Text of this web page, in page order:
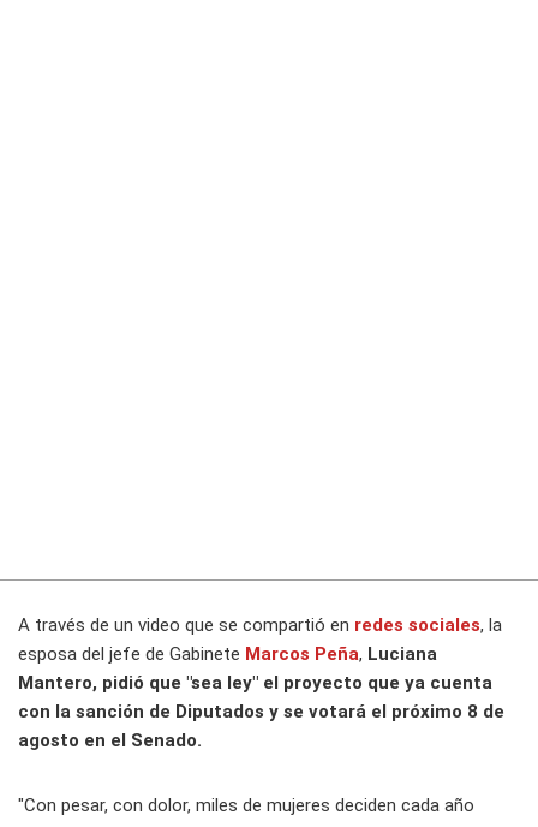
A través de un video que se compartió en redes sociales, la
esposa del jefe de Gabinete Marcos Peña, Luciana
Mantero, pidió que "sea ley" el proyecto que ya cuenta
con la sanción de Diputados y se votará el próximo 8 de
agosto en el Senado.
"Con pesar, con dolor, miles de mujeres deciden cada año